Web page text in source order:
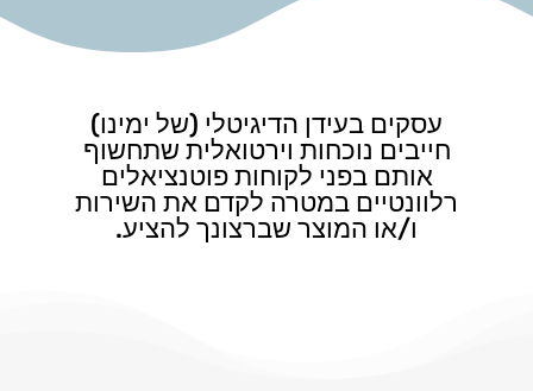
עסקים בעידן הדיגיטלי (של ימינו)
חייבים נוכחות וירטואלית שתחשוף
אותם בפני לקוחות פוטנציאלים
רלוונטיים במטרה לקדם את השירות
ו/או המוצר שברצונך להציע.